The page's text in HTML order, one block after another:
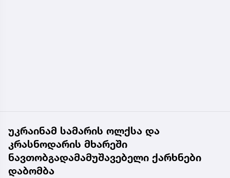
უკრაინამ სამარის ოლქსა და
კრასნოდარის მხარეში
ნავთობგადამამუშავებელი ქარხნები
დაბომბა